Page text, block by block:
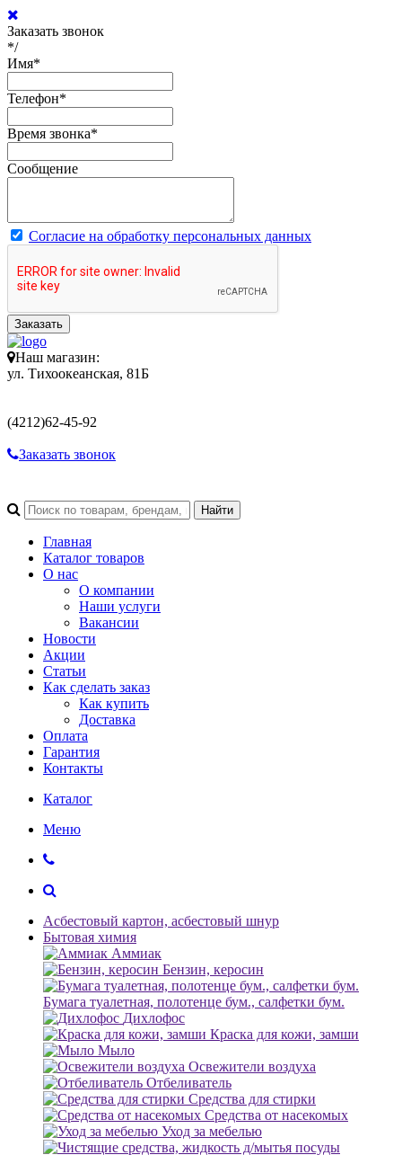
Заказать звонок
*/
Имя*
Телефон*
Время звонка*
Сообщение
Согласие на обработку персональных данных
Заказать
Наш магазин:
ул. Тихоокеанская, 81Б
(4212)62-45-92
Заказать звонок
Главная
Каталог товаров
О нас
О компании
Наши услуги
Вакансии
Новости
Акции
Статьи
Как сделать заказ
Как купить
Доставка
Оплата
Гарантия
Контакты
Каталог
Меню
Асбестовый картон, асбестовый шнур
Бытовая химия
Аммиак
Бензин, керосин
Бумага туалетная, полотенце бум., салфетки бум.
Дихлофос
Краска для кожи, замши
Мыло
Освежители воздуха
Отбеливатель
Средства для стирки
Средства от насекомых
Уход за мебелью